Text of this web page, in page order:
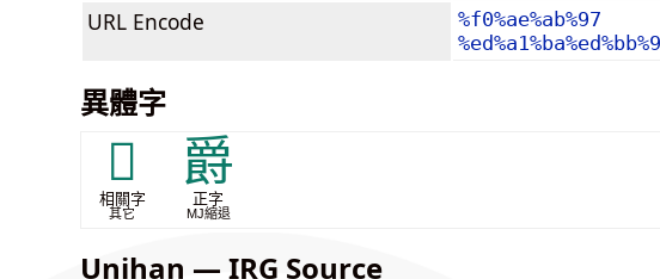
URL Encode
%f0%ae%ab%97
異體字
𩰦
相關字
其它
爵
正字
MJ縮退
Unihan — IRG Source